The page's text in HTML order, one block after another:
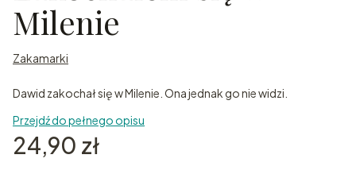
Milenie
Zakamarki
Dawid zakochał się w Milenie. Ona jednak go nie widzi.
Przejdź do pełnego opisu
Cena
24,90 zł